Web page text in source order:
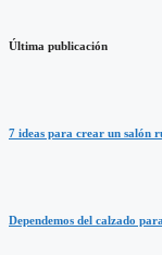
Última publicación
7 ideas para crear un salón
Dependemos del calzado